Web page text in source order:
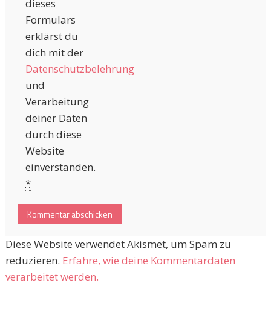
dieses
Formulars
erklärst du
dich mit der
Datenschutzbelehrung
und
Verarbeitung
deiner Daten
durch diese
Website
einverstanden.
*
Diese Website verwendet Akismet, um Spam zu
reduzieren. Erfahre, wie deine Kommentardaten
verarbeitet werden.